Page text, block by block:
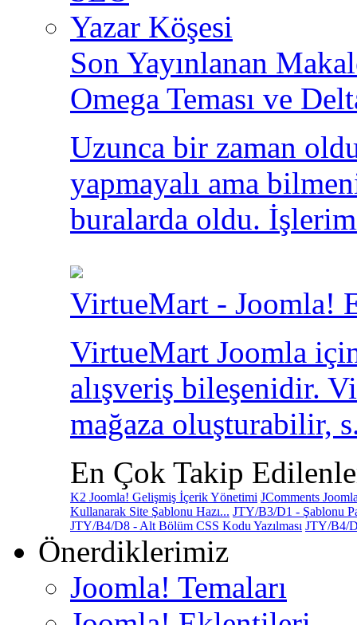
Yazar Köşesi
Son Yayınlanan
Omega Teması ve
Uzunca bir zaman
yapmayalı ama
buralarda oldu.
VirtueMart - Joomla!
VirtueMart Joomla
alışveriş bileşenidir.
mağaza oluşturabilir,
En Çok Takip
K2 Joomla! Gelişmiş İçerik Yönetimi JComments
Kullanarak Site Şablonu Hazı... JTY/B3/D1 - Şablonu
JTY/B4/D8 - Alt Bölüm CSS Kodu Yazılması JTY/B4/
Önerdiklerimiz
Joomla! Temaları